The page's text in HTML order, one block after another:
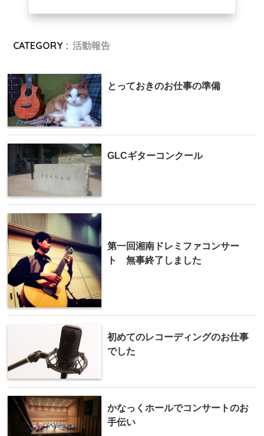
CATEGORY : 活動報告
とっておきのお仕事の準備
GLCギターコンクール
第一回湘南ドレミファコンサー
ト 無事終了しました
初めてのレコーディングのお仕事
でした
かなっくホールでコンサートのお
手伝い